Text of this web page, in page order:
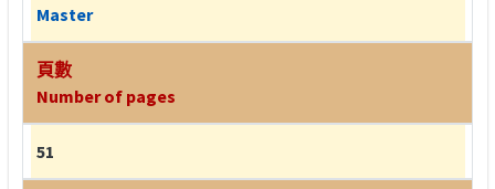
Master
頁數
Number of pages
51